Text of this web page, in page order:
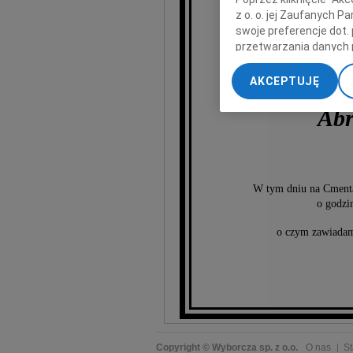
W tym dniu na
o
o czym
Copyright © Wyborcza sp. z o.o. O nas
z o. o. jej Zaufanych
swoje preferencje dot.
przetwarzania danych
„Ustawienia
My, nasi Zaufani
dokładnych danych
Przechowywanie
AKCEPTUJĘ